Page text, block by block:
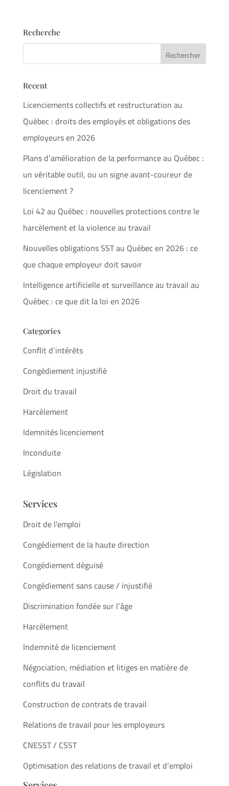
Recherche
Recent
Licenciements collectifs et restructuration au
Québec : droits des employés et obligations des
employeurs en 2026
Plans d’amélioration de la performance au Québec :
un véritable outil, ou un signe avant-coureur de
licenciement ?
Loi 42 au Québec : nouvelles protections contre le
harcèlement et la violence au travail
Nouvelles obligations SST au Québec en 2026 : ce
que chaque employeur doit savoir
Intelligence artificielle et surveillance au travail au
Québec : ce que dit la loi en 2026
Categories
Conflit d’intérêts
Congédiement injustifié
Droit du travail
Harcèlement
Idemnités licenciement
Inconduite
Législation
Services
Droit de l'emploi
Congédiement de la haute direction
Congédiement déguisé
Congédiement sans cause / injustifié
Discrimination fondée sur l’âge
Harcèlement
Indemnité de licenciement
Négociation, médiation et litiges en matière de
conflits du travail
Construction de contrats de travail
Relations de travail pour les employeurs
CNESST / CSST
Optimisation des relations de travail et d’emploi